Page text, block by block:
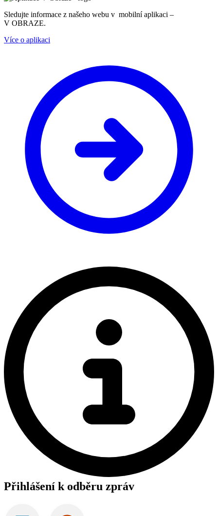
Sledujte informace z našeho webu v mobilní aplikaci –
V OBRAZE.
Více o aplikaci
Přihlášení k odběru zpráv